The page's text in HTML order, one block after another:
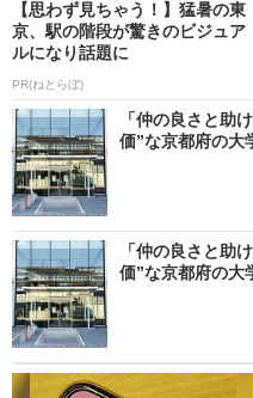
【思わず見ちゃう！】猛暑の東
京、駅の階段が驚きのビジュア
ルになり話題に
PR(ねとらぼ)
「仲の良さと助
価”な京都府の大
「仲の良さと助
価”な京都府の大